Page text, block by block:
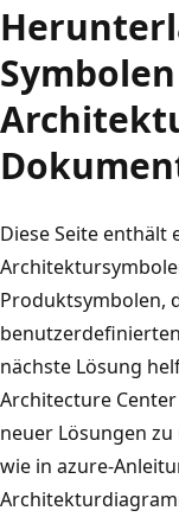
Diese Seite enthält
Produktsymbolen,
nächste Lösung
Architecture
neuer Lösungen
wie in azure-